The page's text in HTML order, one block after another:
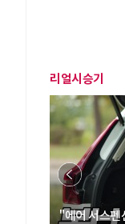
리얼시승기
"에어 서스펜